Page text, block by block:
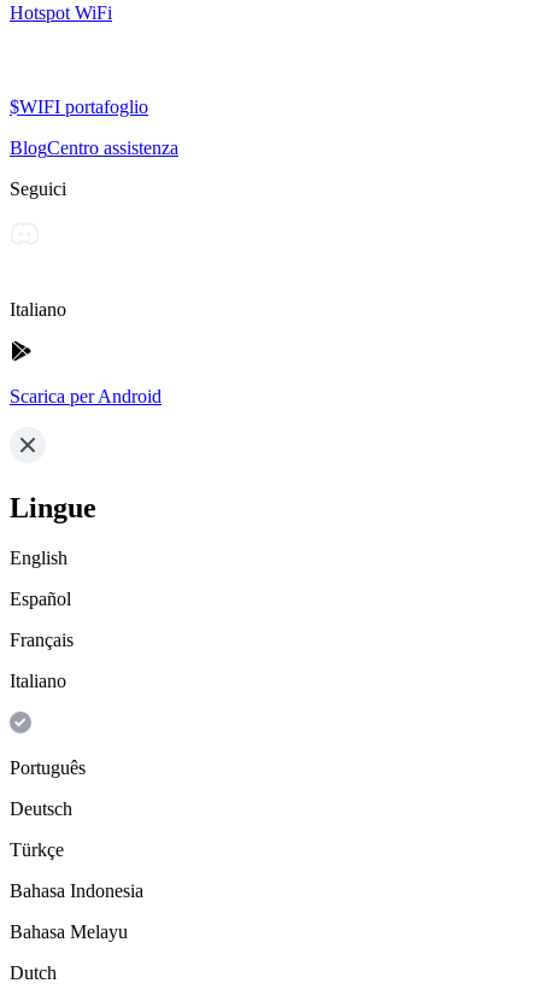
Hotspot WiFi
$WIFI portafoglio
BlogCentro assistenza
Seguici
Italiano
Scarica per Android
Lingue
English
Español
Français
Italiano
Português
Deutsch
Türkçe
Bahasa Indonesia
Bahasa Melayu
Dutch